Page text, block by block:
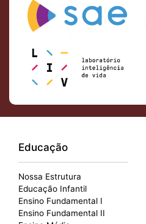
Educação
Nossa Estrutura
Educação Infantil
Ensino Fundamental I
Ensino Fundamental II